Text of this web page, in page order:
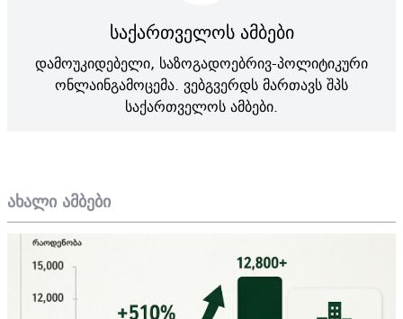
ახალი ამბები
საქართველოს ამბები
დამოუკიდებელი, საზოგადოებრივ-პოლიტიკური
ონლაინგამოცემა. ვებგვერდს მართავს შპს
საქართველოს ამბები.